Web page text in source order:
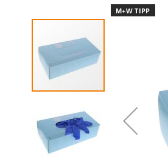
Ende
Bildergalerie
springen
M+W TIPP